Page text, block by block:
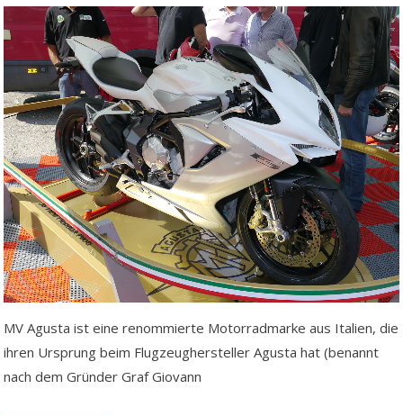
MV Agusta ist eine renommierte Motorradmarke aus Italien, die
ihren Ursprung beim Flugzeughersteller Agusta hat (benannt
nach dem Gründer Graf Giovann